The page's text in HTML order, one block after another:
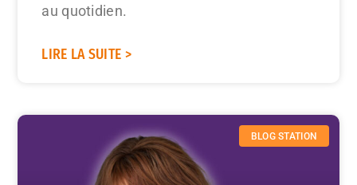
au quotidien.
LIRE LA SUITE >
BLOG STATION